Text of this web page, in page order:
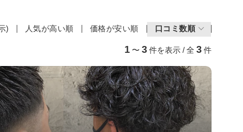
) 人気が高い順 価格が安い順 口コミ数順
1 〜 3 件を表示 / 全 3 件